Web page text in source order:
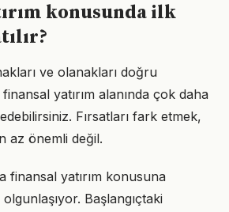
konusunda ilk
ve olanakları doğru
yatırım alanında çok daha
Fırsatları fark etmek,
az önemli değil.
finansal yatırım konusuna
Başlangıçtaki